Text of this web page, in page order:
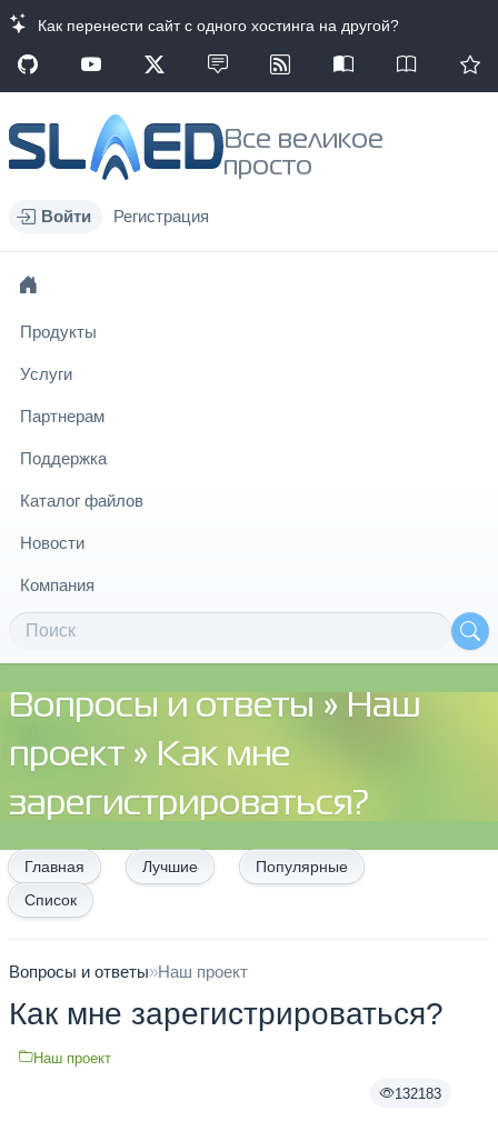
Как перенести сайт с одного хостинга на другой?
Все великое
просто
Войти Регистрация
Продукты
Услуги
Партнерам
Поддержка
Каталог файлов
Новости
Компания
Вопросы и ответы » Наш
проект » Как мне
зарегистрироваться?
Главная Лучшие
Популярные
Список
Вопросы и ответы»Наш проект
Как мне зарегистрироваться?
132183
Наш проект